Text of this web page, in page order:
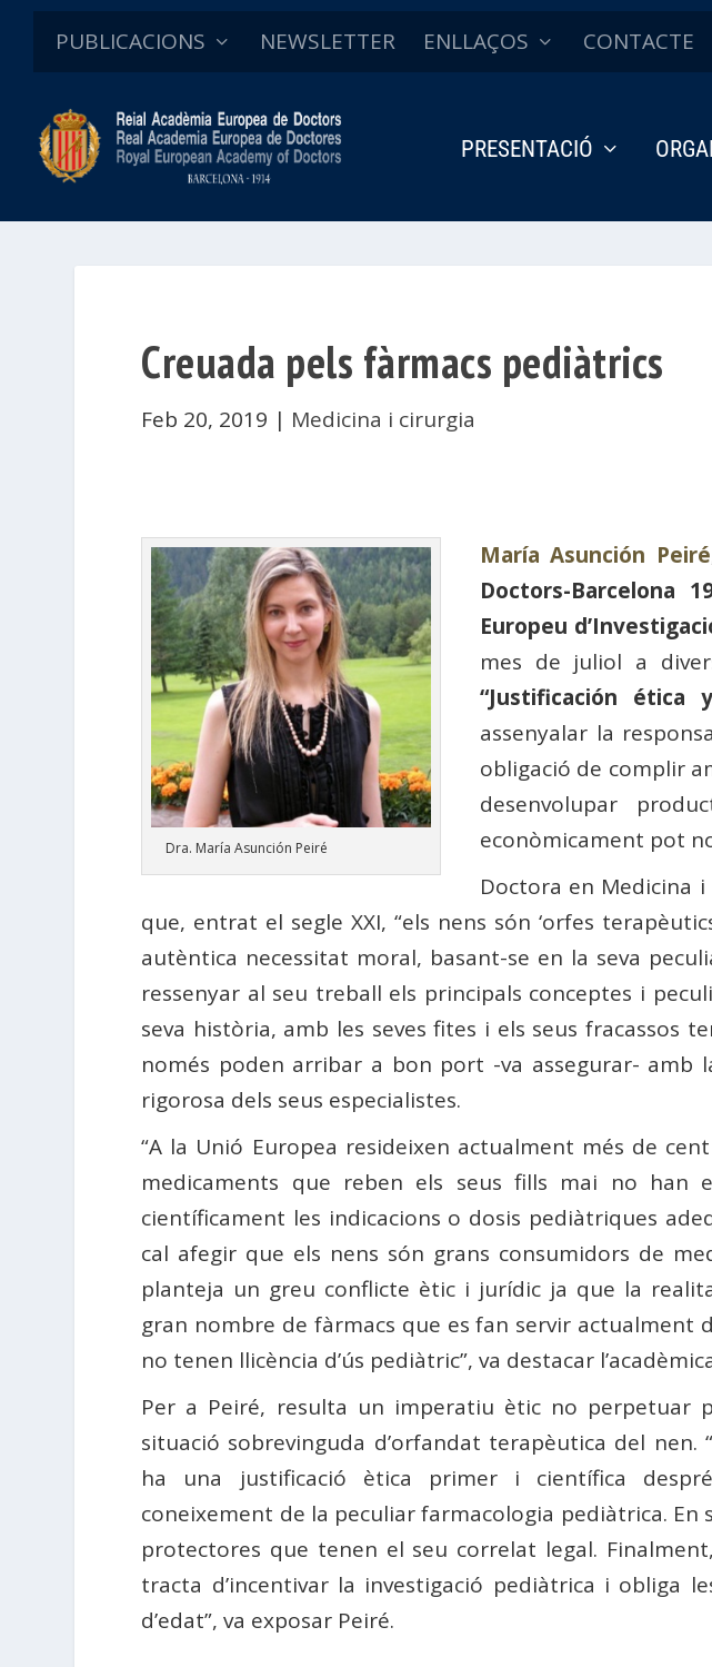
PUBLICACIONS NEWSLETTER ENLLAÇOS CONTACTE
PRESENTACIÓ
Creuada pels fàrmacs pediàtrics
Feb 20, 2019 | Medicina i cirurgia
Dra. María Asunción Peiré
María Asunción Peiré
Doctors-Barcelona
Europeu
mes de juliol a
“Justificación ética
assenyalar la
obligació de complir
desenvolupar
econòmicament pot
Doctora en Medicina
que, entrat el segle XXI, “els nens són ‘orfes
autèntica necessitat moral, basant-se en la seva
ressenyar al seu treball els principals conceptes i
seva història, amb les seves fites i els seus fracassos
només poden arribar a bon port -va assegurar- amb
rigorosa dels seus especialistes.
“A la Unió Europea resideixen actualment més de
medicaments que reben els seus fills mai no han
científicament les indicacions o dosis pediàtriques
cal afegir que els nens són grans consumidors de
planteja un greu conflicte ètic i jurídic ja que la
gran nombre de fàrmacs que es fan servir actualment
no tenen llicència d’ús pediàtric”, va destacar
Per a Peiré, resulta un imperatiu ètic no perpetuar
situació sobrevinguda d’orfandat terapèutica del nen.
ha una justificació ètica primer i científica
coneixement de la peculiar farmacologia pediàtrica. En
protectores que tenen el seu correlat legal.
tracta d’incentivar la investigació pediàtrica i obliga
d’edat”, va exposar Peiré.